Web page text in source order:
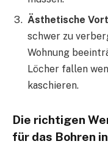
Ästhetische
schwer zu
Wohnung
Löcher fallen
kaschieren.
Die richtigen
für das Bohren